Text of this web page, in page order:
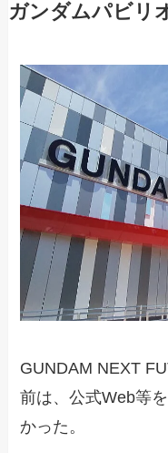
ガンダムパビリ
GUNDAM NEXT
前は、公式Web等
かった。